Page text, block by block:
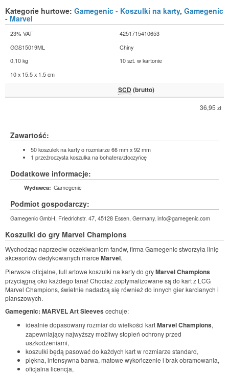
Kategorie hurtowe: Gamegenic - Koszulki na karty, Gamegenic
- Marvel
23% VAT
4251715410653
GGS15019ML
Chiny
0,10 kg
10 szt. w kartonie
10 x 15.5 x 1.5 cm
SCD (brutto)
36,95 zł
Zawartość:
50 koszulek na karty o rozmiarze 66 mm x 92 mm
1 przeźroczysta koszulka na bohatera/złoczyńcę
Dodatkowe informacje:
Wydawca: Gamegenic
Podmiot gospodarczy:
Gamegenic GmbH, Friedrichstr. 47, 45128 Essen, Germany, info@gamegenic.com
Koszulki do gry Marvel Champions
Wychodząc naprzeciw oczekiwaniom fanów, firma Gamegenic stworzyła linię
akcesoriów dedykowanych marce Marvel.
Pierwsze oficjalne, full artowe koszulki na karty do gryMarvel Champions
przyciągną oko każdego fana! Chociaż zoptymalizowane są do kart z LCG
Marvel Champions, świetnie nadadzą się również do innych gier karcianych i
planszowych.
Gamegenic: MARVEL Art Sleeves cechuje:
idealnie dopasowany rozmiar do wielkości kartMarvel Champions,
zapewniający najwyższy możliwy stopień ochrony przed
uszkodzeniami,
koszulki będą pasować do każdych kart w rozmiarze standard,
piękna, intensywna barwa, matowe wykończenie i brak obramowania,
oficjalna licencja,